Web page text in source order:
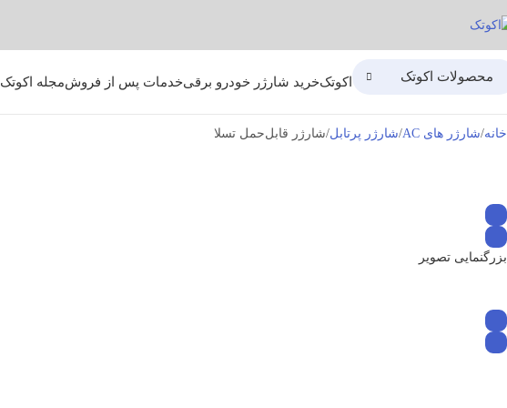
محصولات اکوتک اکوتکخرید شارژر خودرو برقیخدمات پس از فروشمجله اکوتک
خانه شارژر های AC شارژر پرتابل شارژر قابل‌حمل تسلا
بزرگنمایی تصویر